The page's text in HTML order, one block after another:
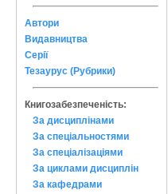
Автори
Видавництва
Серії
Тезаурус (Рубрики)
Книгозабезпеченість:
За дисциплінами
За спеціальностями
За спеціалізаціями
За циклами дисциплін
За кафедрами